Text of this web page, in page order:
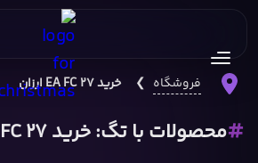
فروشگاه ❯ خرید EA FC 27 ارزان
محصولات با تگ: خرید EA FC 27 ارزان